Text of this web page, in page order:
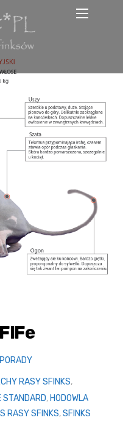
PORADY
RASY SFINKS,
STANDARD, HODOWLA
RASY SFINKS,SFINKS